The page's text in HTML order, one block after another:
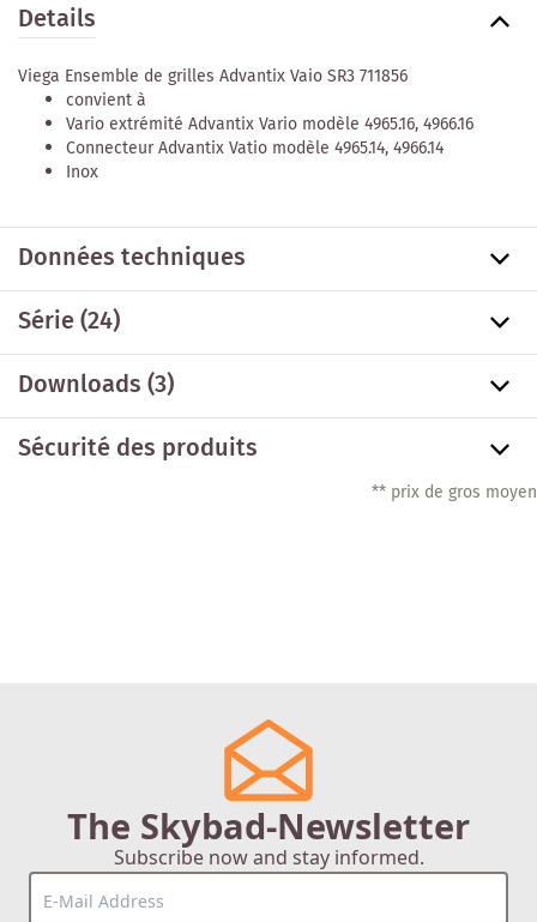
Details
Viega Ensemble de grilles Advantix Vaio SR3 711856
convient à
Vario extrémité Advantix Vario modèle 4965.16, 4966.16
Connecteur Advantix Vatio modèle 4965.14, 4966.14
Inox
Données techniques
Série(24)
Downloads (3)
Sécurité des produits
** prix de gros moyen
The Skybad-Newsletter
Subscribe now and stay informed.